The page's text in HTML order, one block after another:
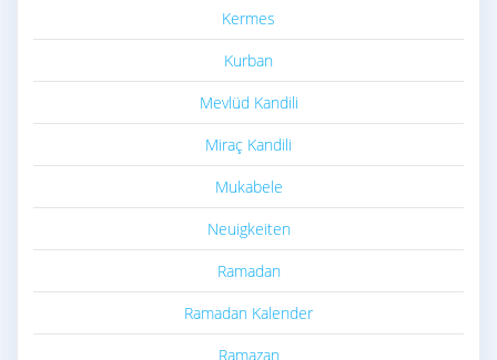
Kermes
Kurban
Mevlüd Kandili
Miraç Kandili
Mukabele
Neuigkeiten
Ramadan
Ramadan Kalender
Ramazan